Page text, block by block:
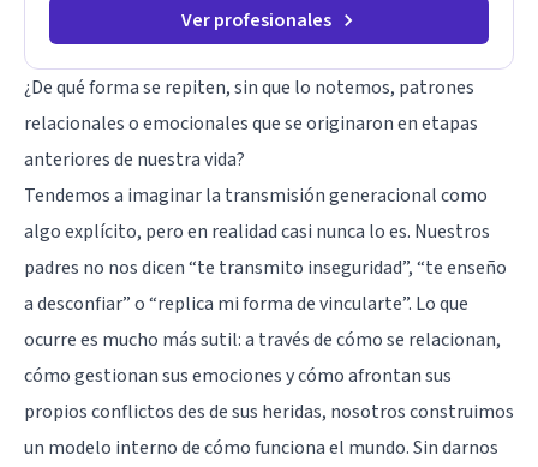
Ver profesionales
¿De qué forma se repiten, sin que lo notemos, patrones
relacionales o emocionales que se originaron en etapas
anteriores de nuestra vida?
Tendemos a imaginar la transmisión generacional como
algo explícito, pero en realidad casi nunca lo es. Nuestros
padres no nos dicen “te transmito inseguridad”, “te enseño
a desconfiar” o “replica mi forma de vincularte”. Lo que
ocurre es mucho más sutil: a través de cómo se relacionan,
cómo gestionan sus emociones y cómo afrontan sus
propios conflictos des de sus heridas, nosotros construimos
un modelo interno de cómo funciona el mundo. Sin darnos